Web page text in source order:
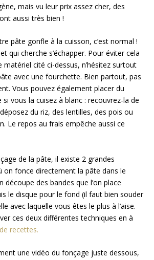
mais vu leur prix assez cher, des
aussi très bien !
pâte gonfle à la cuisson, c’est normal !
et qui cherche s’échapper. Pour éviter cela
matériel cité ci-dessus, n’hésitez surtout
avec une fourchette. Bien partout, pas
Vous pouvez également placer du
vous la cuisez à blanc : recouvrez-la de
du riz, des lentilles, des pois ou
Le repos au frais empêche aussi ce
de la pâte, il existe 2 grandes
on fonce directement la pâte dans le
découpe des bandes que l’on place
le disque pour le fond (il faut bien souder
avec laquelle vous êtes le plus à l’aise.
ces deux différentes techniques en à
recettes.
une vidéo du fonçage juste dessous,